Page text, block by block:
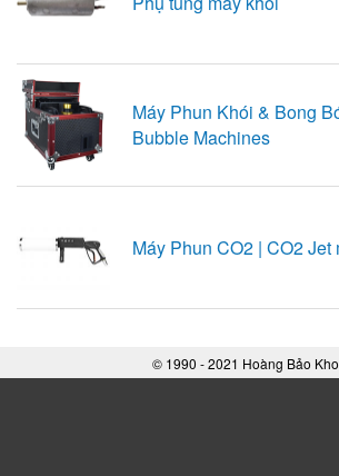
Máy Phun Khói & Bong
Bubble Machines
Máy Phun CO2 | CO2 Jet
© 1990 - 2021 Hoàng Bảo